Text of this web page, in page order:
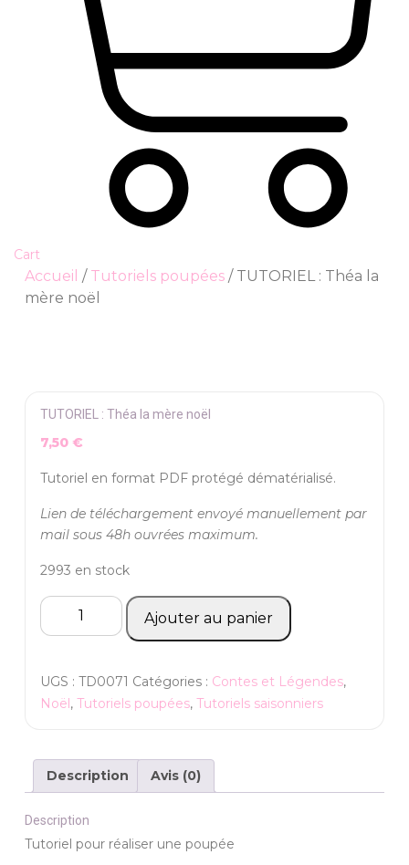
Cart
Accueil / Tutoriels poupées / TUTORIEL : Théa la
mère noël
TUTORIEL : Théa la mère noël
7,50 €
Tutoriel en format PDF protégé dématérialisé.
Lien de téléchargement envoyé manuellement par
mail sous 48h ouvrées maximum.
2993 en stock
quantité
de
noël
Ajouter au panier
UGS : TD0071 Catégories : Contes et Légendes,
Noël, Tutoriels poupées, Tutoriels saisonniers
Description Avis (0)
Description
Tutoriel pour réaliser une poupée